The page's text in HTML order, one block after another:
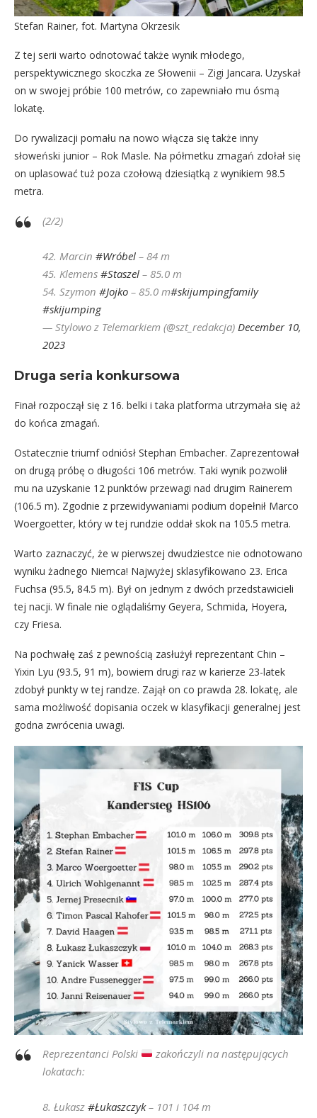
Stefan Rainer, fot. Martyna Okrzesik
Z tej serii warto odnotować także wynik młodego,
perspektywicznego skoczka ze Słowenii – Zigi Jancara. Uzyskał
on w swojej próbie 100 metrów, co zapewniało mu ósmą
lokatę.
Do rywalizacji pomału na nowo włącza się także inny
słoweński junior – Rok Masle. Na półmetku zmagań zdołał się
on uplasować tuż poza czołową dziesiątką z wynikiem 98.5
metra.
(2/2)
42. Marcin #Wróbel – 84 m
45. Klemens #Staszel – 85.0 m
54. Szymon #Jojko – 85.0 m#skijumpingfamily
#skijumping
— Stylowo z Telemarkiem (@szt_redakcja) December 10,
2023
Druga seria konkursowa
Finał rozpoczął się z 16. belki i taka platforma utrzymała się aż
do końca zmagań.
Ostatecznie triumf odniósł Stephan Embacher. Zaprezentował
on drugą próbę o długości 106 metrów. Taki wynik pozwolił
mu na uzyskanie 12 punktów przewagi nad drugim Rainerem
(106.5 m). Zgodnie z przewidywaniami podium dopełnił Marco
Woergoetter, który w tej rundzie oddał skok na 105.5 metra.
Warto zaznaczyć, że w pierwszej dwudziestce nie odnotowano
wyniku żadnego Niemca! Najwyżej sklasyfikowano 23. Erica
Fuchsa (95.5, 84.5 m). Był on jednym z dwóch przedstawicieli
tej nacji. W finale nie oglądaliśmy Geyera, Schmida, Hoyera,
czy Friesa.
Na pochwałę zaś z pewnością zasłużył reprezentant Chin –
Yixin Lyu (93.5, 91 m), bowiem drugi raz w karierze 23-latek
zdobył punkty w tej randze. Zajął on co prawda 28. lokatę, ale
sama możliwość dopisania oczek w klasyfikacji generalnej jest
godna zwrócenia uwagi.
Reprezentanci Polski
zakończyli na następujących
lokatach:
8. Łukasz #Łukaszczyk– 101 i 104 m